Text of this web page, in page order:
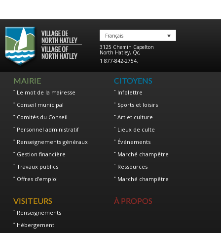
Français
3125 Chemin Capelton
North Hatley, Qc,
1 877-842-2754,
MAIRIE
Le mot de la mairesse
Conseil municipal
Comités du Conseil
Personnel administratif
Renseignements généraux
Gestion financière
Travaux publics
Offres d’emploi
CITOYENS
Infolettre
Sports et loisirs
Art et culture
Lieux de culte
Événements
Marché champêtre
Ressources
Marché champêtre
VISITEURS
Renseignements
Hébergement
À PROPOS